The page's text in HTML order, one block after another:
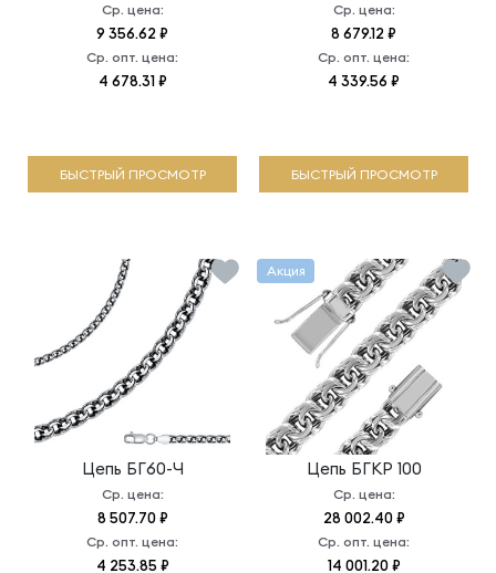
Ср. цена:
9 356.62 ₽
Ср. опт. цена:
4 678.31 ₽
БЫСТРЫЙ ПРОСМОТР
Ср. цена:
8 679.12 ₽
Ср. опт. цена:
4 339.56 ₽
БЫСТРЫЙ ПРОСМОТР
Цепь БГ60-Ч
Ср. цена:
8 507.70 ₽
Ср. опт. цена:
4 253.85 ₽
Цепь БГКР 100
Ср. цена:
28 002.40 ₽
Ср. опт. цена:
14 001.20 ₽
Акция